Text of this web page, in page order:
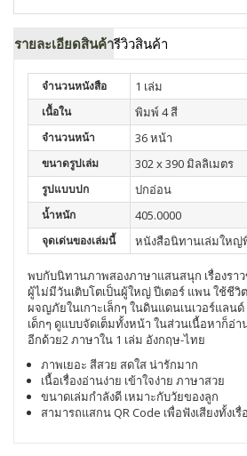
รายละเอียดสินค้ารีวิวสินค้า
จำนวนหนังสือ 1 เล่ม
เนื้อใน พิมพ์ 4 สี
จำนวนหน้า 36 หน้า
ขนาดรูปเล่ม 302 x 390 มิลลิเมตร
รูปแบบปก ปกอ่อน
น้ำหนัก 405.0000
จุดเด่นของเล่มนี้ หนังสือนิทานเล่มใหญ่
พบกับนิทานภาพสองภาษาแสนสนุก เรื่องราว
ผู้ไม่มีวันเติบโตเป็นผู้ใหญ่ ปีเตอร์ แพน ใช้ชีวิ
ผจญภัยในเกาะเล็กๆ ในดินแดนเนเวอร์แลน
เด็กๆ ดูแบบจัดเต็มทั้งหน้า ในส่วนเนื้อหาก็อ่า
อีกด้วย2 ภาษาใน 1 เล่ม อังกฤษ-ไทย
ภาพเยอะ สีสวย สดใส น่ารักมาก
เนื้อเรื่องอ่านง่าย เข้าใจง่าย ภาษาสวย
ขนาดเล่มกำลังดี เหมาะกับวัยของลูก
สามารถแสกน QR Code เพื่อฟังเสียงทั้งเรื่